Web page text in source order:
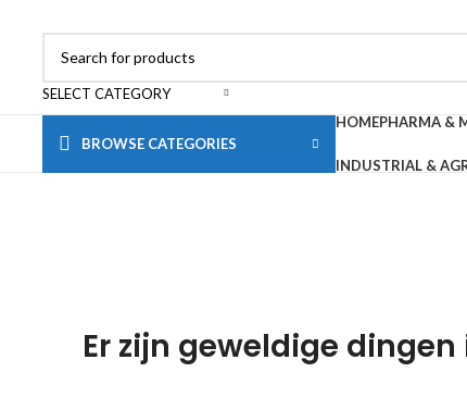
SELECT CATEGORY
BROWSE CATEGORIES
HOMEPHARMA &
INDUSTRIAL &
Er zijn geweldige